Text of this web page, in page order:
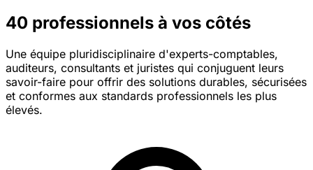
40 professionnels à vos côtés
Une équipe pluridisciplinaire d'experts-comptables,
auditeurs, consultants et juristes qui conjuguent leurs
savoir-faire pour offrir des solutions durables, sécurisées
et conformes aux standards professionnels les plus
élevés.